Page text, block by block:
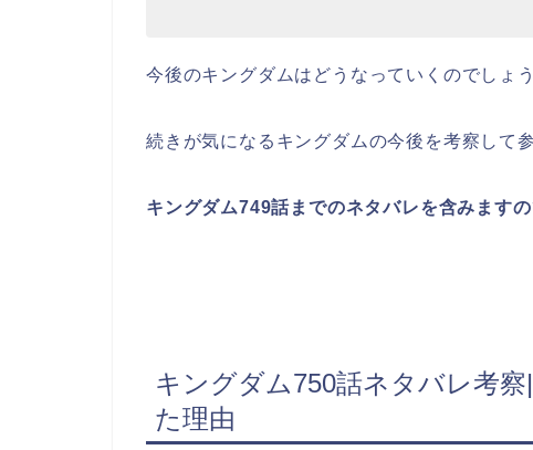
今後のキングダムはどうなっていくのでしょう
続きが気になるキングダムの今後を考察して
キングダム749話までのネタバレを含みます
キングダム750話ネタバレ考
た理由